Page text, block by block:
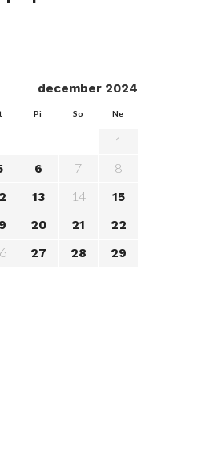
december 2024
Pi So Ne
1
6 7 8
13 14
15
20 21
22
27 28
29